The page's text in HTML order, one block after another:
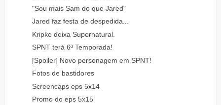
"Sou mais Sam do que Jared"
Jared faz festa de despedida...
Kripke deixa Supernatural.
SPNT terá 6ª Temporada!
[Spoiler] Novo personagem em SPNT!
Fotos de bastidores
Screencaps eps 5x14
Promo do eps 5x15